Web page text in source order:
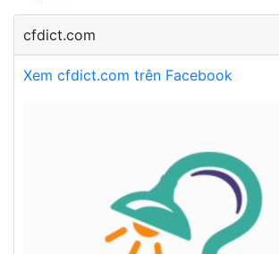
cfdict.com
Xem cfdict.com trên Facebook